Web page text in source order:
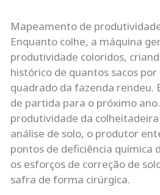
Mapeamento de
Enquanto colhe, a máquina
produtividade coloridos,
histórico de quantos sacos
quadrado da fazenda rendeu.
de partida para o próximo
produtividade da
análise de solo, o produtor
pontos de deficiência química
os esforços de correção de
safra de forma cirúrgica.